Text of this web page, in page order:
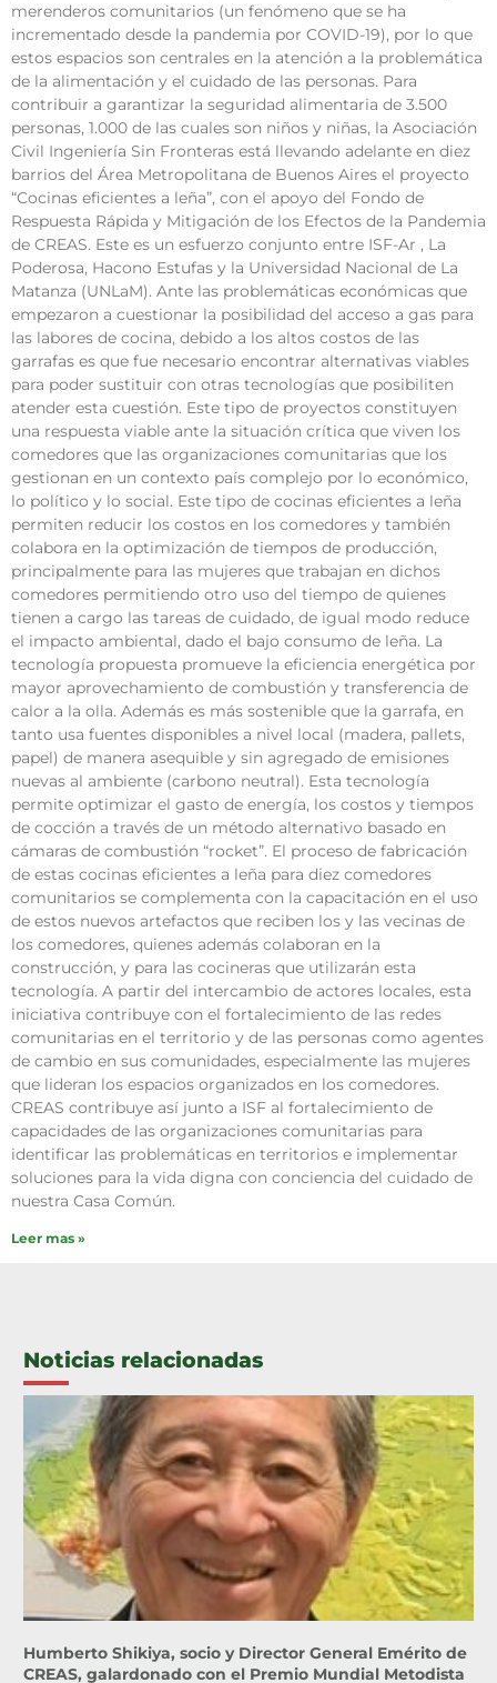
merenderos comunitarios (un fenómeno que se ha
incrementado desde la pandemia por COVID-19), por lo que
estos espacios son centrales en la atención a la problemática
de la alimentación y el cuidado de las personas. Para
contribuir a garantizar la seguridad alimentaria de 3.500
personas, 1.000 de las cuales son niños y niñas, la Asociación
Civil Ingeniería Sin Fronteras está llevando adelante en diez
barrios del Área Metropolitana de Buenos Aires el proyecto
“Cocinas eficientes a leña”, con el apoyo del Fondo de
Respuesta Rápida y Mitigación de los Efectos de la Pandemia
de CREAS. Este es un esfuerzo conjunto entre ISF-Ar , La
Poderosa, Hacono Estufas y la Universidad Nacional de La
Matanza (UNLaM). Ante las problemáticas económicas que
empezaron a cuestionar la posibilidad del acceso a gas para
las labores de cocina, debido a los altos costos de las
garrafas es que fue necesario encontrar alternativas viables
para poder sustituir con otras tecnologías que posibiliten
atender esta cuestión. Este tipo de proyectos constituyen
una respuesta viable ante la situación crítica que viven los
comedores que las organizaciones comunitarias que los
gestionan en un contexto país complejo por lo económico,
lo político y lo social. Este tipo de cocinas eficientes a leña
permiten reducir los costos en los comedores y también
colabora en la optimización de tiempos de producción,
principalmente para las mujeres que trabajan en dichos
comedores permitiendo otro uso del tiempo de quienes
tienen a cargo las tareas de cuidado, de igual modo reduce
el impacto ambiental, dado el bajo consumo de leña. La
tecnología propuesta promueve la eficiencia energética por
mayor aprovechamiento de combustión y transferencia de
calor a la olla. Además es más sostenible que la garrafa, en
tanto usa fuentes disponibles a nivel local (madera, pallets,
papel) de manera asequible y sin agregado de emisiones
nuevas al ambiente (carbono neutral). Esta tecnología
permite optimizar el gasto de energía, los costos y tiempos
de cocción a través de un método alternativo basado en
cámaras de combustión “rocket”. El proceso de fabricación
de estas cocinas eficientes a leña para diez comedores
comunitarios se complementa con la capacitación en el uso
de estos nuevos artefactos que reciben los y las vecinas de
los comedores, quienes además colaboran en la
construcción, y para las cocineras que utilizarán esta
tecnología. A partir del intercambio de actores locales, esta
iniciativa contribuye con el fortalecimiento de las redes
comunitarias en el territorio y de las personas como agentes
de cambio en sus comunidades, especialmente las mujeres
que lideran los espacios organizados en los comedores.
CREAS contribuye así junto a ISF al fortalecimiento de
capacidades de las organizaciones comunitarias para
identificar las problemáticas en territorios e implementar
soluciones para la vida digna con conciencia del cuidado de
nuestra Casa Común.
Leer mas »
Noticias relacionadas
Humberto Shikiya, socio y Director General Emérito de
CREAS, galardonado con el Premio Mundial Metodista